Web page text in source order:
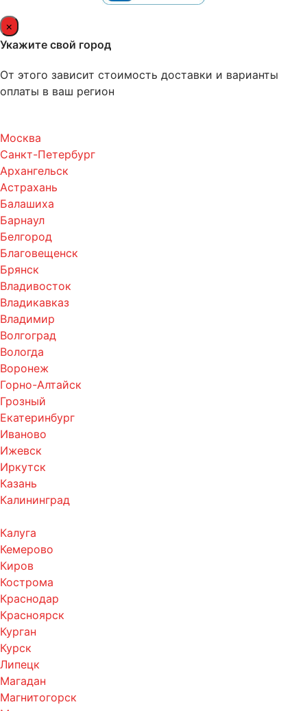
×
Укажите свой город
От этого зависит стоимость доставки и варианты
оплаты в ваш регион
Москва
Санкт-Петербург
Архангельск
Астрахань
Балашиха
Барнаул
Белгород
Благовещенск
Брянск
Владивосток
Владикавказ
Владимир
Волгоград
Вологда
Воронеж
Горно-Алтайск
Грозный
Екатеринбург
Иваново
Ижевск
Иркутск
Казань
Калининград
Калуга
Кемерово
Киров
Кострома
Краснодар
Красноярск
Курган
Курск
Липецк
Магадан
Магнитогорск